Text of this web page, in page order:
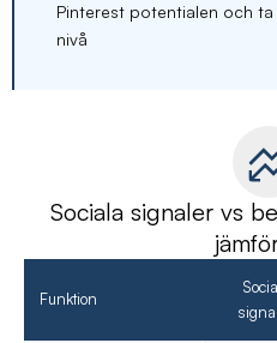
Pinterest potentialen och
nivå
Sociala signaler vs
Funktion